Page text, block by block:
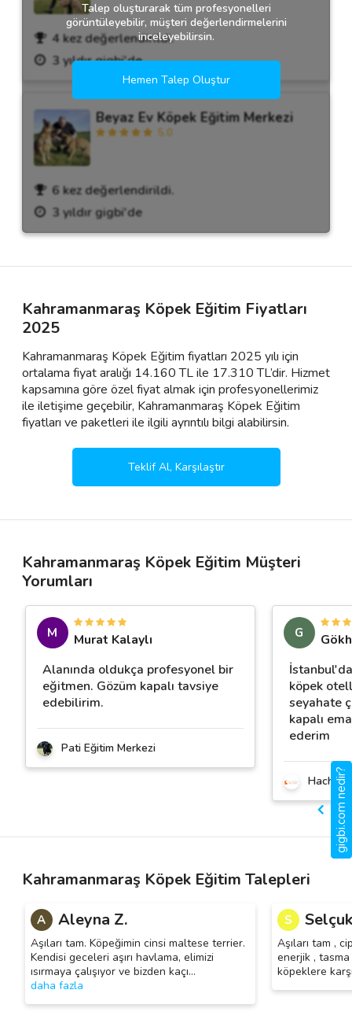
4 kez değerlendirildi.
3 yıldır gigbi'de
Beyaz Ev Köpek Eğitim Merkezi
5.0
6 kez değerlendirildi.
3 yıldır gigbi'de
Talep oluşturarak tüm profesyonelleri
görüntüleyebilir, müşteri değerlendirmelerini
inceleyebilirsin.
Hemen Talep Oluştur
Kahramanmaraş Köpek Eğitim Fiyatları
2025
Kahramanmaraş Köpek Eğitim fiyatları 2025 yılı için
ortalama fiyat aralığı 14.160 TL ile 17.310 TL’dir. Hizmet
kapsamına göre özel fiyat almak için profesyonellerimiz
ile iletişime geçebilir, Kahramanmaraş Köpek Eğitim
fiyatları ve paketleri ile ilgili ayrıntılı bilgi alabilirsin.
Teklif Al, Karşılaştır
Kahramanmaraş Köpek Eğitim Müşteri
Yorumları
M
Murat Kalaylı
Alanında oldukça profesyonel bir
eğitmen. Gözüm kapalı tavsiye
edebilirim.
Pati Eğitim Merkezi
G
köpek
seyahate
kapalı
ederim
Hachiko
Kahramanmaraş Köpek Eğitim Talepleri
A Aleyna Z.
Aşıları tam. Köpeğimin cinsi maltese terrier.
Kendisi geceleri aşırı havlama, elimizi
ısırmaya çalışıyor ve bizden kaçı…
daha fazla
S
Aşıları tam ,
enerjik , tasma
köpeklere
gigbi.com nedir?